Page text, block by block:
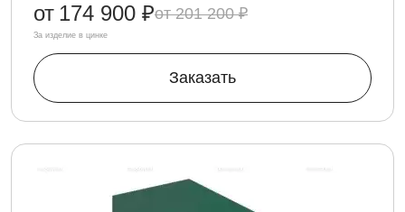
201 200 ₽
от 174 900 ₽
За изделие в цинке
Заказать